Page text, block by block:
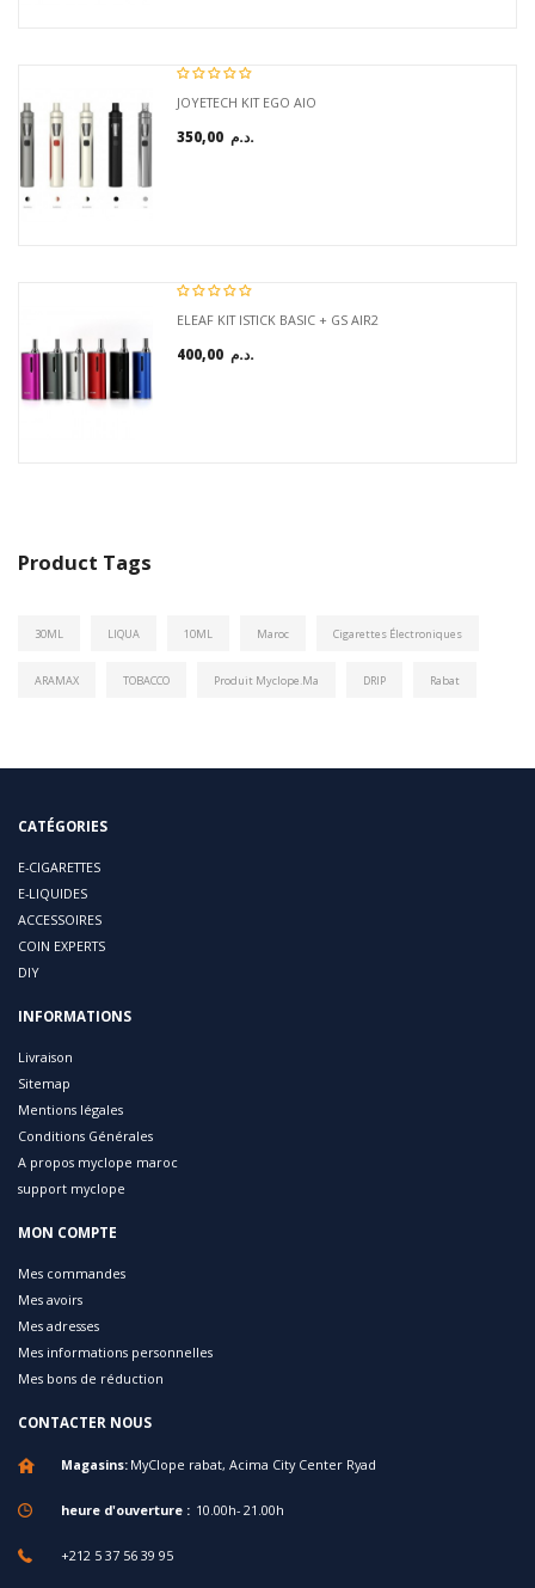
JOYETECH KIT EGO AIO
350,00 د.م.
ELEAF KIT ISTICK BASIC + GS AIR2
400,00 د.م.
Product Tags
30ML LIQUA 10ML Maroc Cigarettes Électroniques
ARAMAX TOBACCO Produit Myclope.ma DRIP Rabat
CATÉGORIES
E-CIGARETTES
E-LIQUIDES
ACCESSOIRES
COIN EXPERTS
DIY
INFORMATIONS
Livraison
Sitemap
Mentions légales
Conditions Générales
A propos myclope maroc
support myclope
MON COMPTE
Mes commandes
Mes avoirs
Mes adresses
Mes informations personnelles
Mes bons de réduction
CONTACTER NOUS
Magasins: MyClope rabat, Acima City Center Ryad
heure d'ouverture : 10.00h- 21.00h
+212 5 37 56 39 95